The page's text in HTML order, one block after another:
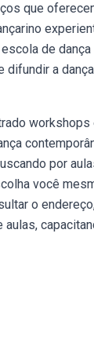
que
de dança
difundir a dança
workshops
por
você
o